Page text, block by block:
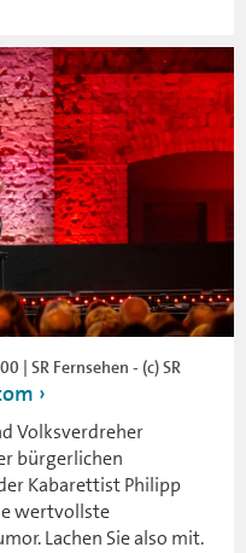
| SR Fernsehen - (c) SR
Volksverdreher
bürgerlichen
Kabarettist Philipp
wertvollste
Lachen Sie also mit.